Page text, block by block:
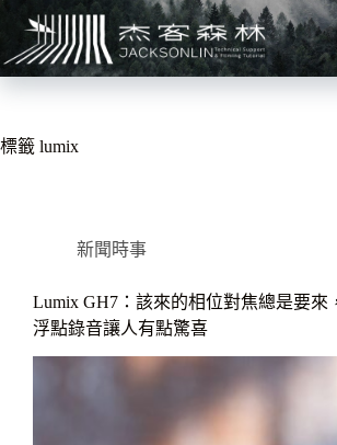
主
容
標籤 lumix
新聞時事
Lumix GH7：該來的相位對焦總是要來
浮點錄音讓人有點驚喜